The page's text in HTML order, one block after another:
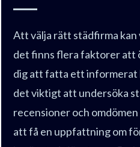
Att välja rätt städfirma kan
det finns flera faktorer att
dig att fatta ett informerat
det viktigt att undersöka
recensioner och
att få en uppfattning om